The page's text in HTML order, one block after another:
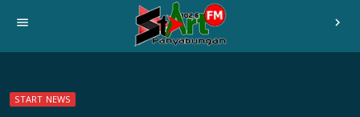
menu chevron_right
START NEWS